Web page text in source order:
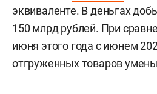
эквиваленте. В деньгах
150 млрд рублей. При
июня этого года с июнем
отгруженных товаров